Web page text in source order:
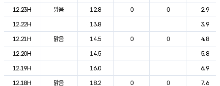
12.23H
맑음 12.8 0 0
2.9
12.22H
13.8
3.9
12.21H
맑음 14.5 0 0
4.8
12.20H
14.5
5.8
12.19H
16.0
6.9
12.18H
맑음 18.2 0 0
7.6